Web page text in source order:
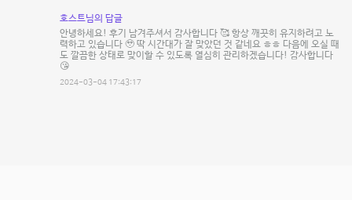
호스트님의 답글
안녕하세요! 후기 남겨주셔서 감사합니다 🥰 항상 깨끗히 유지하려고 노
력하고 있습니다 🥹 딱 시간대가 잘 맞았던 것 같네요 ㅎㅎ 다음에 오실 때
도 깔끔한 상태로 맞이할 수 있도록 열심히 관리하겠습니다! 감사합니다
😘
2024-03-04 17:43:17